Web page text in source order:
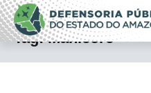
Pular
para
o
conteúdo
Defensoria
Amazonas
Tag:Manicoré